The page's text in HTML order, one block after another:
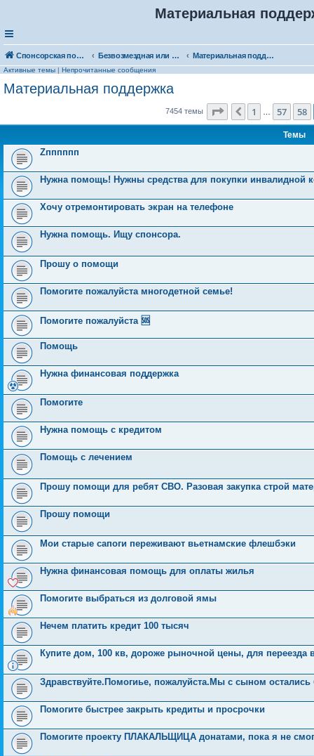
Материальная
Спонсорская помощь. Выберите рубрику для объявления Безвозмездная или условно-безвозмездная помощь Материальная поддержка
Активные темы | Непрочитанные сообщения
Материальная поддержка
7454 темы Страница 59из 150
Пред.
1 57 58
Темы
Zпппппп
Нужна помощь! Нужны средства для покупки инвалидной
Хочу отремонтировать экран на телефоне
Нужна помощь. Ищу спонсора.
Прошу о помощи
Помогите пожалуйста многодетной семье!
Помогите пожалуйста 🆘
Помощь
Нужна финансовая поддержка
Помогите
Нужна помощь с кредитом
Помощь с лечением
Прошу помощи для ребят СВО. Разовая закупка строй
Прошу помощи
Мои старые сапоги переживают вьетнамские флешбэки
Нужна финансовая помощь для оплаты жилья
Помогите выбраться из долговой ямы
Нечем платить кредит 100 тысяч
Купите дом, 100 кв, дороже рыночной цены, для переезда
Здравствуйте.Помогиье, пожалуйста.Мы с сыном остались
Помогите быстрее закрыть кредиты и просрочки
Помогите проекту ПЛАКАЛЬЩИЦА донатами, пока я не смог